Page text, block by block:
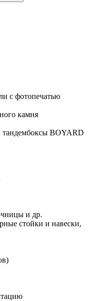
с фотопечатью
камня
BOYARD
и др.
стойки и навески,